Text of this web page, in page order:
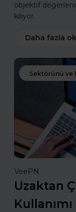
objektif
kılıyor.
Daha fazla
Sektörünü ve
VeePN
Uzaktan
Kullanımı